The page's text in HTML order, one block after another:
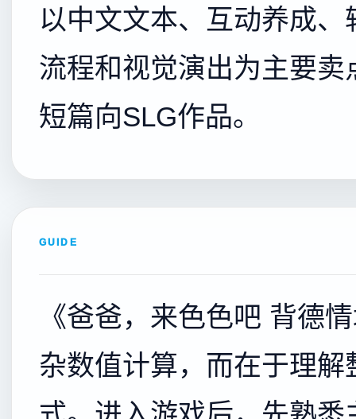
以中文文本、互动养成、
流程和视觉演出为主要卖
短篇向SLG作品。
GUIDE
《爸爸，来色色吧 背德
杂数值计算，而在于理